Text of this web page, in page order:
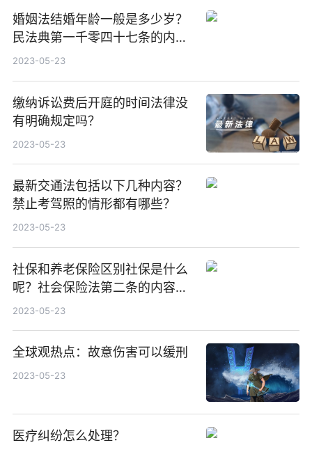
婚姻法结婚年龄一般是多少岁？
民法典第一千零四十七条的内容
是什么？
2023-05-23
缴纳诉讼费后开庭的时间法律没
有明确规定吗？
2023-05-23
最新交通法包括以下几种内容？
禁止考驾照的情形都有哪些？
2023-05-23
社保和养老保险区别社保是什么
呢？社会保险法第二条的内容是
什么？
2023-05-23
全球观热点：故意伤害可以缓刑
2023-05-23
医疗纠纷怎么处理？